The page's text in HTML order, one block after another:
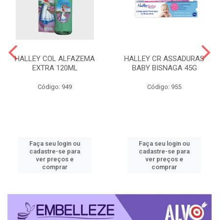
HALLEY COL ALFAZEMA
EXTRA 120ML
Código: 949
Faça seu login ou
cadastre-se para
ver preços e
comprar
HALLEY CR ASSADURAS
BABY BISNAGA 45G
Código: 955
Faça seu login ou
cadastre-se para
ver preços e
comprar